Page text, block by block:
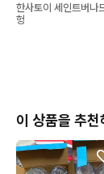
한사토이 세인트버나
헝
이 상품을 추천